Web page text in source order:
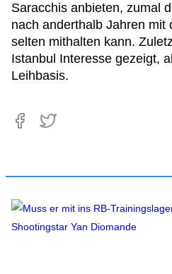
Saracchis anbieten, zumal
nach anderthalb Jahren mit
selten mithalten kann.
Istanbul Interesse gezeigt,
Leihbasis.